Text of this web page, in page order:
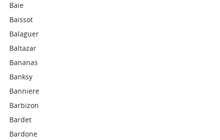
Baie
Baissot
Balaguer
Baltazar
Bananas
Banksy
Banniere
Barbizon
Bardet
Bardone